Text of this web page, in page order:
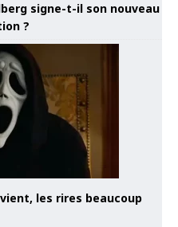
signe-t-il son nouveau
?
les rires beaucoup